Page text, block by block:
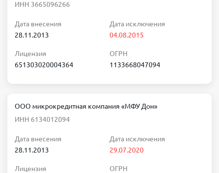
ИНН 3665096266
Дата внесения
28.11.2013
Дата исключения
04.08.2015
Лицензия
651303020004364
ОГРН
1133668047094
ООО микрокредитная компания «МФУ Дон»
ИНН 6134012094
Дата внесения
28.11.2013
Дата исключения
29.07.2020
Лицензия
ОГРН